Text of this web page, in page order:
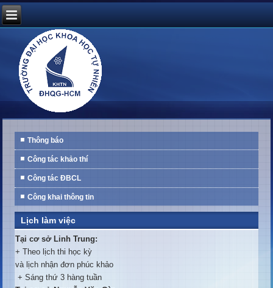
Thông báo
Công tác khảo thí
Công tác ĐBCL
Công khai thông tin
Lịch làm việc
Tại cơ sở Linh Trung:
+ Theo lịch thi học kỳ
và lịch nhận đơn phúc khảo
+ Sáng thứ 3 hàng tuần